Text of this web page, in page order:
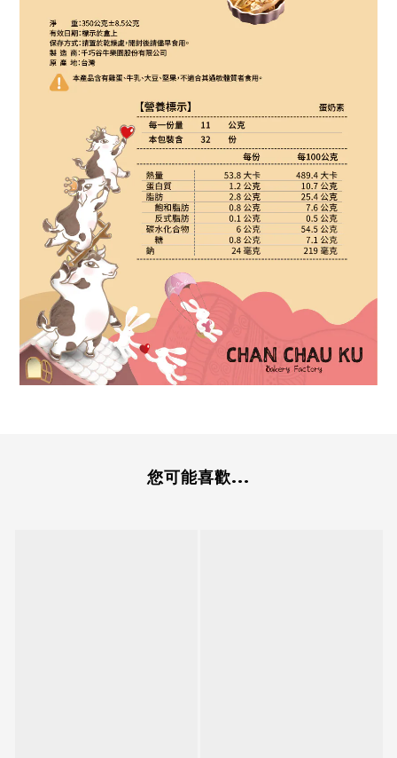
您可能喜歡...